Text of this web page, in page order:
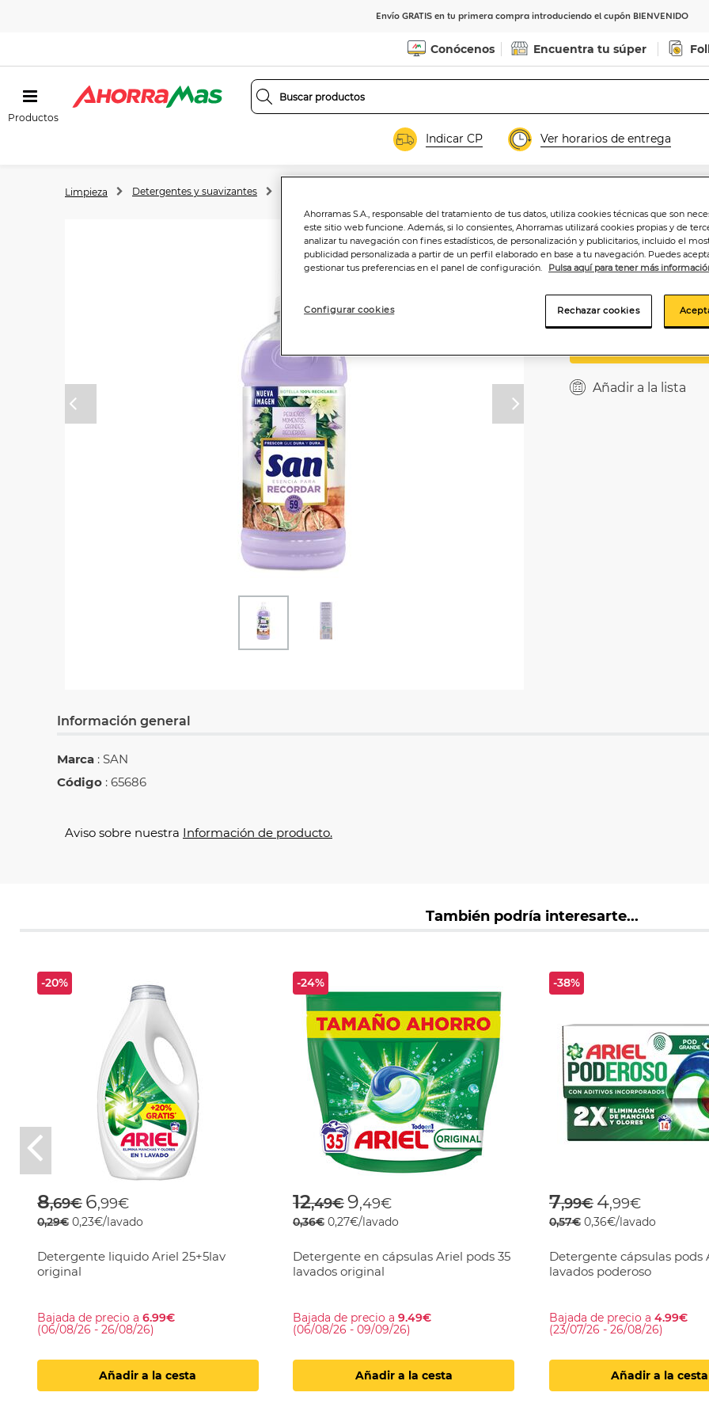
Envío GRATIS en tu primera compra introduciendo el cupón BIENVENIDO
Conócenos Encuentra tu súper
Productos
Indicar CP Ver horarios de entrega
Limpieza Detergentes y suavizantes
Anterior
Suavizante San
0,04€/lavado
Añadir a la lista
Información general
Marca : SAN
Código : 65686
Aviso sobre nuestra Información de producto.
También podría interesarte...
-20%
Price reduced from
8,69€to
6,99€
0,29€ 0,23€/lavado
Detergente liquido Ariel 25+5lav
original
Bajada de precio a 6.99€
(06/08/26 - 26/08/26)
Añadir a la cesta
-24%
Price reduced from
12,49€to
9,49€
0,36€ 0,27€/lavado
Detergente en cápsulas Ariel pods 35
lavados original
Bajada de precio a9.49€
(06/08/26 - 09/09/26)
Añadir a la cesta
-38%
Price reduced
7,99€to
4,99€
0,57€ 0,36€/lavado
Detergente cápsulas pods
lavados poderoso
Bajada de precio a 4.99€
(23/07/26 - 26/08/26)
Añadir a la cesta
Previous
Ahorramas S.A., responsable del tratamiento de tus datos, utiliza cookies técnicas que son
este sitio web funcione. Además, si lo consientes, Ahorramas utilizará cookies propias y de
analizar tu navegación con fines estadísticos, de personalización y publicitarios, incluido el
publicidad personalizada a partir de un perfil elaborado en base a tu navegación. Puedes
gestionar tus preferencias en el panel de configuración.
Pulsa aquí para tener más
Configurar cookies Rechazar cookies